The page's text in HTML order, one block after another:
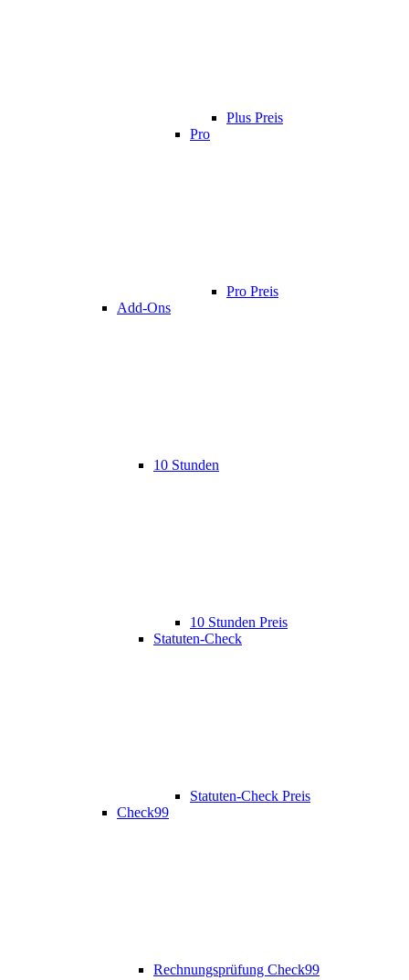
Plus Preis
Pro
Pro Preis
Add-Ons
10 Stunden
10 Stunden Preis
Statuten-Check
Statuten-Check Preis
Check99
Rechnungsprüfung Check99